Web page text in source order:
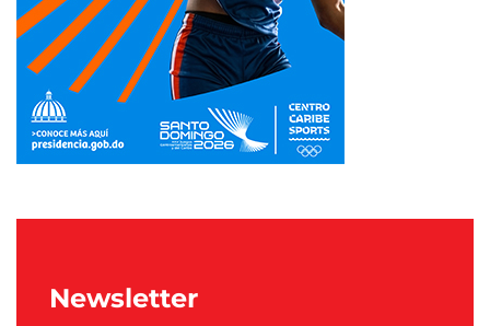
Newsletter